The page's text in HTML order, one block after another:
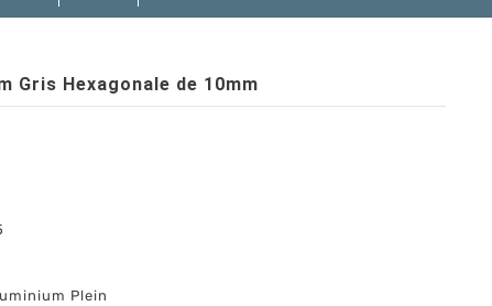
Gris Hexagonale de 10mm
Plein